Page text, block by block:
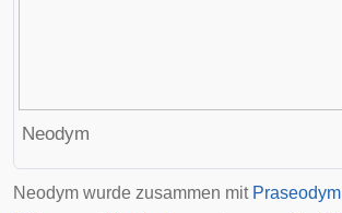
Neodym
Neodym wurde zusammen mit Praseodym